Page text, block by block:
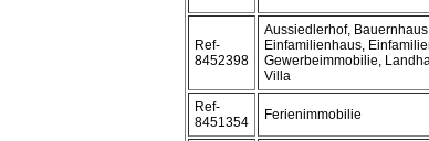
Ref-
8452398
Aussiedlerhof,
Einfamilienhaus,
Gewerbeimmobilie,
Villa
Ref-
8451354
Ferienimmobilie